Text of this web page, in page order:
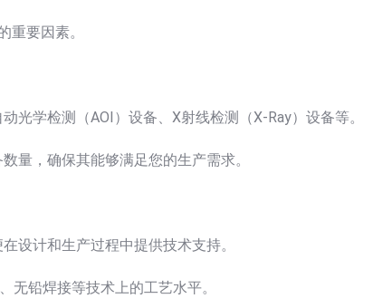
重要因素。
光学检测（AOI）设备、X射线检测（X-Ray）设备等。
量，确保其能够满足您的生产需求。
设计和生产过程中提供技术支持。
无铅焊接等技术上的工艺水平。